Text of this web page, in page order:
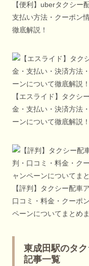
【便利】uberタクシー
支払い方法・クーポン
徹底解説！
【エスライド】タクシ
金・支払い・決済方法
ーンについて徹底解説！
【評判】タクシー配車
口コミ・料金・クーポ
ペーンについてまとめ
東成田駅のタ
記事一覧